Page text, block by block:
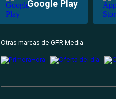
Google Play
Otras marcas de GFR Media